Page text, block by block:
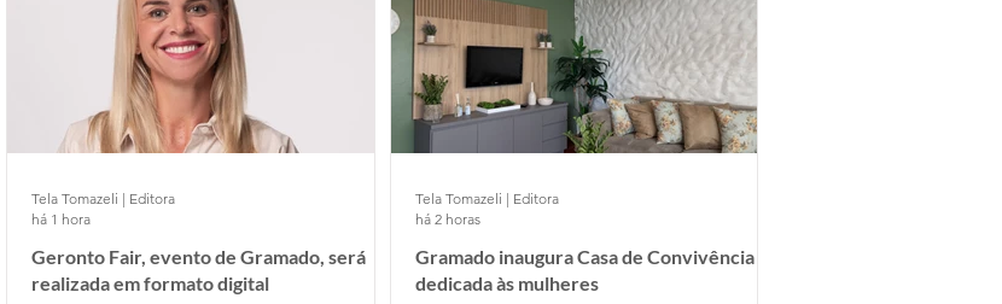
Geronto Fair, evento de Gramado, será
realizada em formato digital
Tela Tomazeli | Editora
há 1 hora
Gramado inaugura Casa de Convivência
dedicada às mulheres
Tela Tomazeli | Editora
há 2 horas